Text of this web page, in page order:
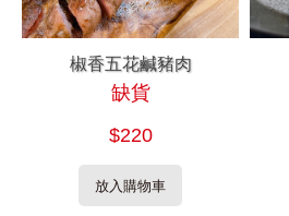
椒香五花鹹豬肉
缺貨
$220
放入購物車